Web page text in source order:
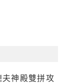
神殿雙拼攻